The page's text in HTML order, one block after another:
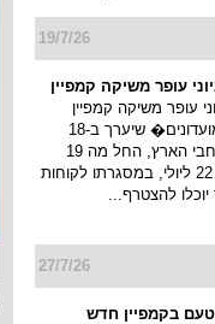
19/7/26
עופר משיקה קמפיין
עופר משיקה קמפיין
�חגיגת מועדונים� שיערך ב-18
קניונים ברחבי הארץ, החל מה 19
ליולי עד ה 22 ליולי, במסגרתו לקוחות
יוכלו להצטרף...
27/7/26
בקמפיין חדש